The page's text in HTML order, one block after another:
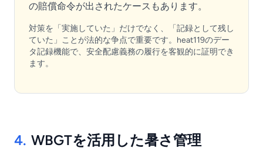
の賠償命令が出されたケースもあります。
対策を「実施していた」だけでなく、「記録として残し
ていた」ことが法的な争点で重要です。heat119のデー
タ記録機能で、安全配慮義務の履行を客観的に証明でき
ます。
4. WBGTを活用した暑さ管理